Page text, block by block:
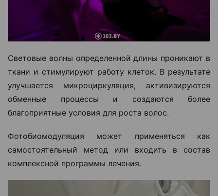
Световые волны определенной длины проникают в
ткани и стимулируют работу клеток. В результате
улучшается микроциркуляция, активизируются
обменные процессы и создаются более
благоприятные условия для роста волос.
Фотобиомодуляция может применяться как
самостоятельный метод или входить в состав
комплексной программы лечения.